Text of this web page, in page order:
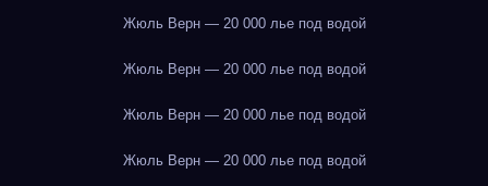
Жюль Верн — 20 000 лье под водой
Жюль Верн — 20 000 лье под водой
Жюль Верн — 20 000 лье под водой
Жюль Верн — 20 000 лье под водой